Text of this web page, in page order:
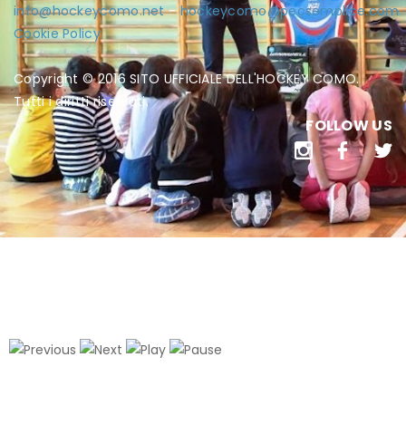
info@hockeycomo.net-hockeycomo@pecsemplice.com
Cookie Policy
Copyright © 2016 SITO UFFICIALE DELL'HOCKEY COMO.
Tutti i diritti riservati.
FOLLOW US